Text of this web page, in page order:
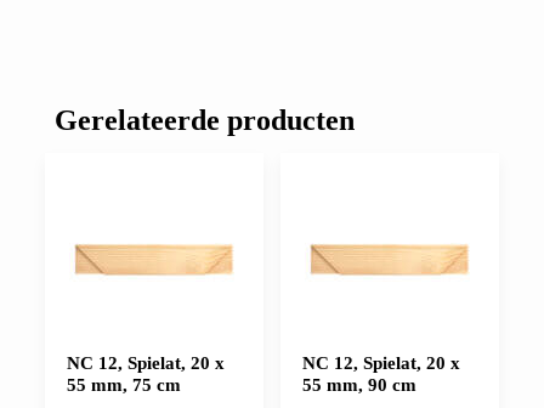
Gerelateerde producten
NC 12, Spielat, 20 x
55 mm, 75 cm
NC 12, Spielat, 20 x
55 mm, 90 cm